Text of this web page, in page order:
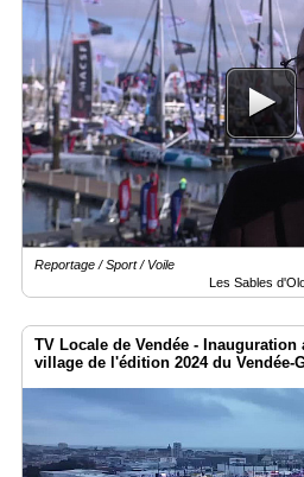
Reportage / Sport / Voile
Les Sables
TV Locale de Vendée -
village de l'édition 2024 du Vendée-